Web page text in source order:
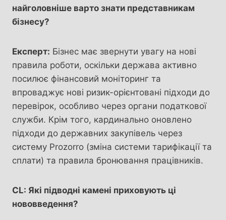
найголовніше варто знати представникам
бізнесу?
Експерт: Бізнес має звернути увагу на нові
правила роботи, оскільки держава активно
посилює фінансовий моніторинг та
впроваджує нові ризик-орієнтовані підходи до
перевірок, особливо через органи податкової
служби. Крім того, кардинально оновлено
підходи до державних закупівель через
систему Prozorro (зміна системи тарифікації та
сплати) та правила бронювання працівників.
CL: Які підводні камені приховують ці
нововведення?